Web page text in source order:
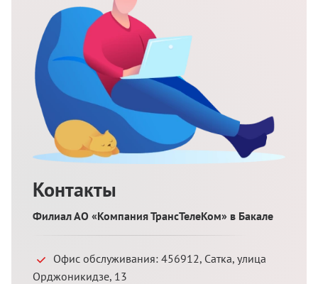
Контакты
Филиал АО «Компания ТрансТелеКом» в Бакале
Офис обслуживания: 456912, Сатка, улица
Орджоникидзе, 13